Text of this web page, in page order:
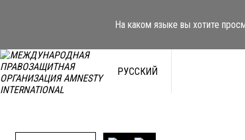
На каком языке вы хотите
РУССКИЙ